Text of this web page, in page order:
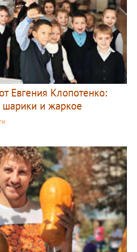
Евгения Клопотенко:
шарики и жаркое